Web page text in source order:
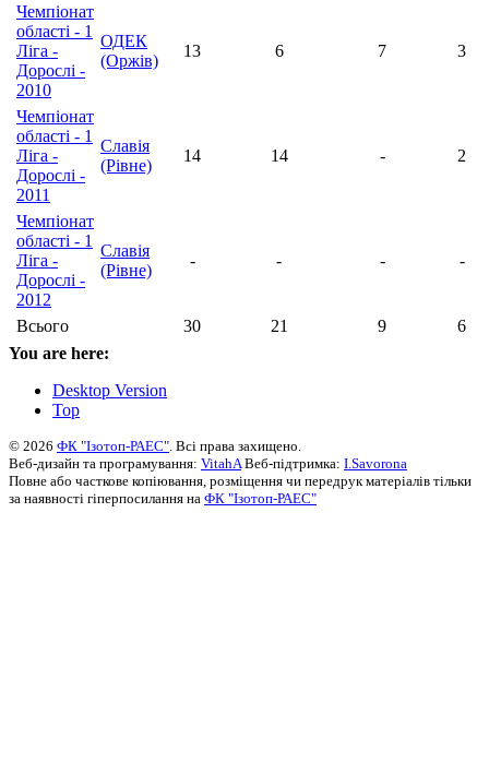
Чемпіонат
області - 1
Ліга -
Дорослі -
2010
ОДЕК
(Оржів)
13 6 7 3
Чемпіонат
області - 1
Ліга -
Дорослі -
2011
Славія
(Рівне)
14 14 - 2
Чемпіонат
області - 1
Ліга -
Дорослі -
2012
Славія
(Рівне)
- - - -
Всього 30 21 9
6
You are here:
Desktop Version
Top
© 2026 ФК "Ізотоп-РАЕС" . Всі права захищено.
Веб-дизайн та програмування: VitahA Веб-підтримка: I.Savorona
Повне або часткове копіювання, розміщення чи передрук матеріалів тільки
за наявності гіперпосилання на ФК "Ізотоп-РАЕС"